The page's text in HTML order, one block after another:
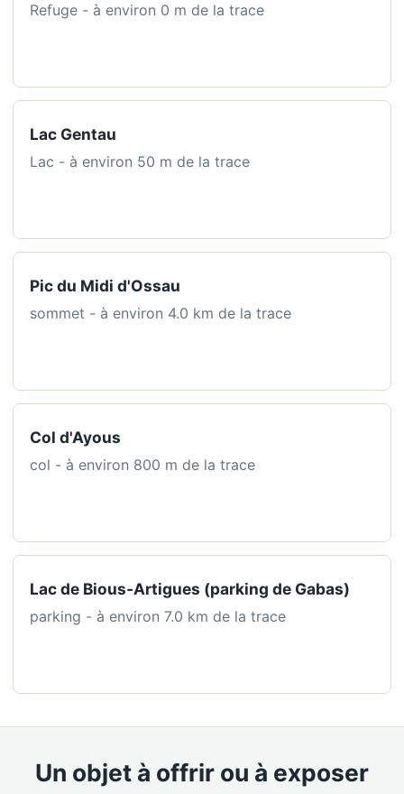
Refuge - à environ 0 m de la trace
Lac Gentau
Lac - à environ 50 m de la trace
Pic du Midi d'Ossau
sommet - à environ 4.0 km de la trace
Col d'Ayous
col - à environ 800 m de la trace
Lac de Bious‑Artigues (parking de Gabas)
parking - à environ 7.0 km de la trace
Un objet à offrir ou à exposer